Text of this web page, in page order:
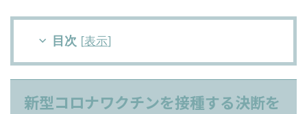
目次 [表示]
新型コロナワクチンを接種する決断を